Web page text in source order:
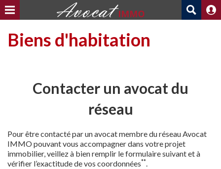
Biens d'habitation
Contacter un avocat du
réseau
Pour être contacté par un avocat membre du réseau Avocat
IMMO pouvant vous accompagner dans votre projet
immobilier, veillez à bien remplir le formulaire suivant et à
vérifier l’exactitude de vos coordonnées**.